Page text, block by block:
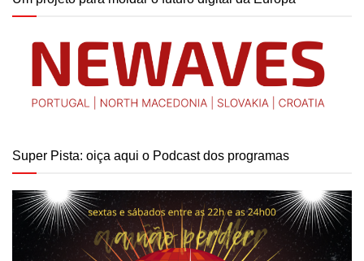
Super Pista: oiça aqui o Podcast dos programas